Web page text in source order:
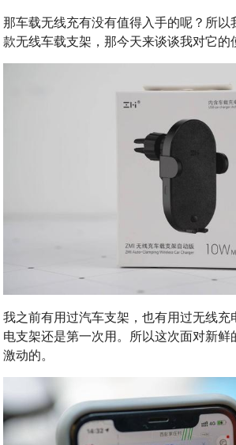
那车载无线充有没有值得入手的呢？所以
款无线车载支架，那今天来谈谈我对它的
我之前有用过汽车支架，也有用过无线
电支架还是第一次用。所以这次面对新
激动的。